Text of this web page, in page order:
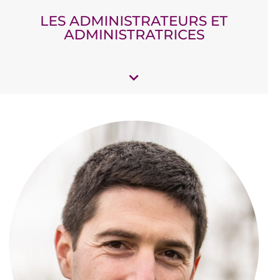
LES ADMINISTRATEURS ET
ADMINISTRATRICES